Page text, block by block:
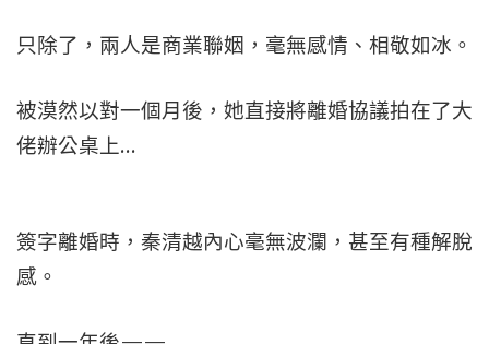
只除了，兩人是商業聯姻，毫無感情、相敬如冰。
被漠然以對一個月後，她直接將離婚協議拍在了大
佬辦公桌上…
簽字離婚時，秦清越內心毫無波瀾，甚至有種解脫
感。